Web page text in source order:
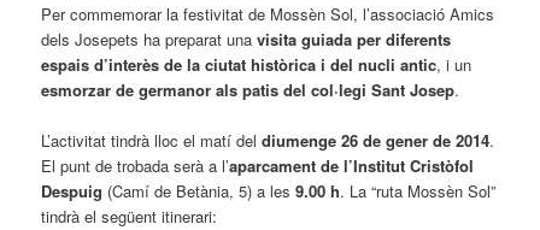
Per commemorar la festivitat de Mossèn Sol, l’associació Amics
dels Josepets ha preparat unavisita guiada per diferents
espais d’interès de la ciutat històrica i del nucli antic, i un
esmorzar de germanor als patis del col·legi Sant Josep.
L’activitat tindrà lloc el matí deldiumenge 26 de gener de 2014.
El punt de trobada serà a l’aparcament de l’Institut Cristòfol
Despuig (Camí de Betània, 5) a les9.00 h. La “ruta Mossèn Sol”
tindrà el següent itinerari: